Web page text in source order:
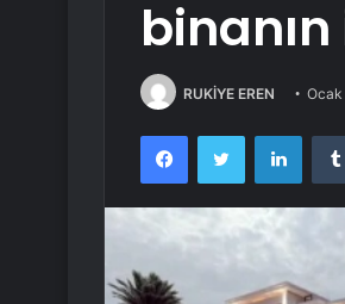
RUKİYE EREN Ocak
FacebookTwitter